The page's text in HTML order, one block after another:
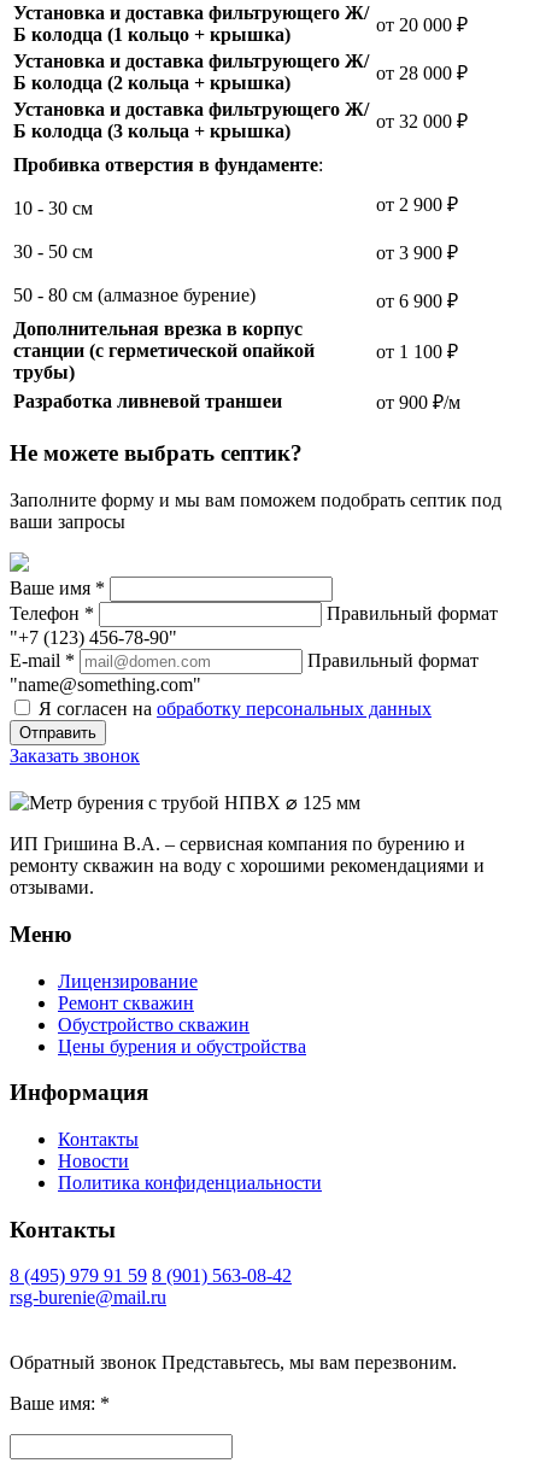
Установка и доставка фильтрующего Ж/
Б колодца (1 кольцо + крышка)
от 20 000 ₽
Установка и доставка фильтрующего Ж/
Б колодца (2 кольца + крышка)
от 28 000 ₽
Установка и доставка фильтрующего Ж/
Б колодца (3 кольца + крышка)
от 32 000 ₽
Пробивка отверстия в фундаменте:
10 - 30 см
30 - 50 см
50 - 80 см (алмазное бурение)
от 2 900 ₽
от 3 900 ₽
от 6 900 ₽
Дополнительная врезка в корпус
станции (с герметической опайкой
трубы)
от 1 100 ₽
Разработка ливневой траншеи от 900 ₽/м
Не можете выбрать септик?
Заполните форму и мы вам поможем подобрать септик под
ваши запросы
Ваше имя *
Телефон *
Правильный формат
"+7 (123) 456-78-90"
E-mail *
Правильный формат
"name@something.com"
Я согласен на обработку персональных данных
Заказать звонок
ИП Гришина В.А. – сервисная компания по бурению и
ремонту скважин на воду с хорошими рекомендациями и
отзывами.
Меню
Лицензирование
Ремонт скважин
Обустройство скважин
Цены бурения и обустройства
Информация
Контакты
Новости
Политика конфиденциальности
Контакты
8 (495) 979 91 59 8 (901) 563-08-42
rsg-burenie@mail.ru
Обратный звонок Представьтесь, мы вам перезвоним.
Ваше имя: *